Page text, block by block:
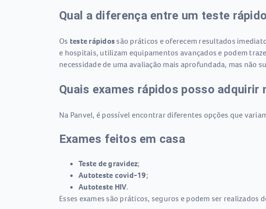
Qual a diferença entre um teste
Os teste rápidossão práticos e oferecem resultados
e hospitais, utilizam equipamentos avançados e podem
necessidade de uma avaliação mais aprofundada, mas
Quais exames rápidos posso adquirir
Na Panvel, é possível encontrar diferentes opções que
Exames feitos em casa
Teste de gravidez;
Autoteste covid-19;
Autoteste HIV.
Esses exames são práticos, seguros e podem ser realizados